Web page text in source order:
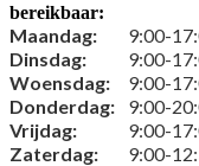
bereikbaar:
Maandag:
9:00-
Dinsdag:
9:00-
Woensdag:
9:00-
Donderdag:
9:00-
Vrijdag:
9:00-
Zaterdag:
9:00-